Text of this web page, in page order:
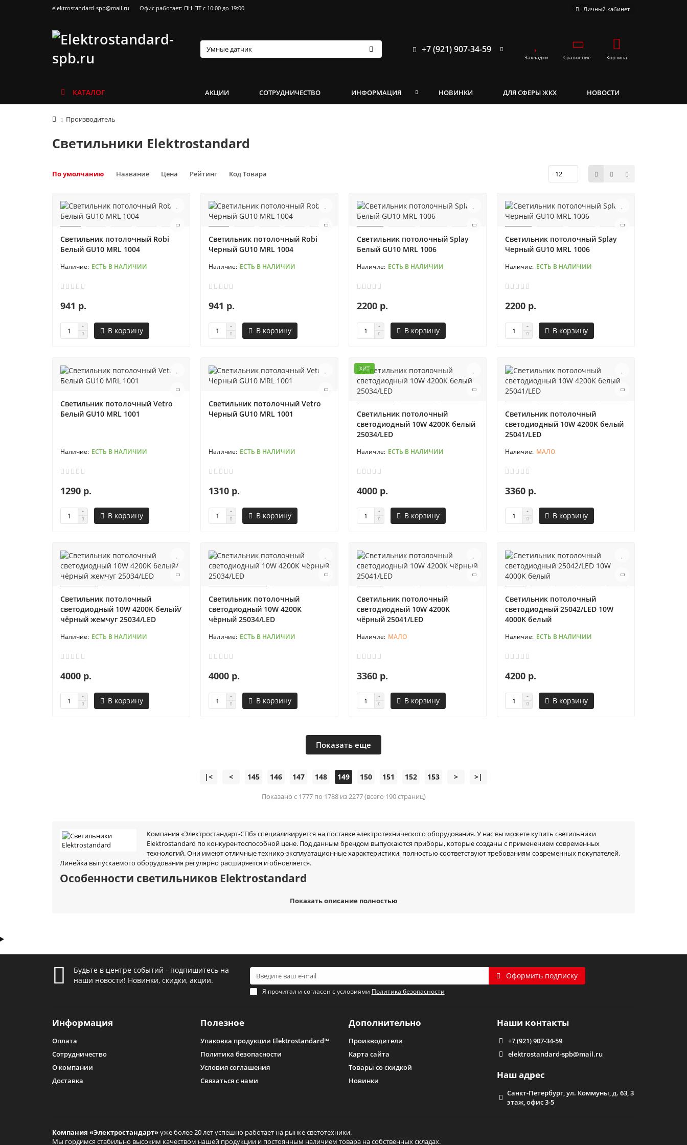
elektrostandard-spb@mail.ru Офис работает: ПН-ПТ с 10:00 до 19:00 Личный кабинет
+7 (921) 907-34-59
Закладки Сравнение Корзина
КАТАЛОГ АКЦИИ СОТРУДНИЧЕСТВО ИНФОРМАЦИЯ НОВИНКИ ДЛЯ СФЕРЫ ЖКХ НОВОСТИ
Производитель
Светильники Elektrostandard
По умолчанию Название Цена Рейтинг Код Товара
Светильник потолочный Robi
Белый GU10 MRL 1004
ЕСТЬ В НАЛИЧИИ
941 р.
В корзину
Светильник потолочный Robi
Черный GU10 MRL 1004
ЕСТЬ В НАЛИЧИИ
941 р.
В корзину
Светильник потолочный Splay
Белый GU10 MRL 1006
ЕСТЬ В НАЛИЧИИ
2200 р.
В корзину
Светильник потолочный Splay
Черный GU10 MRL 1006
ЕСТЬ В НАЛИЧИИ
2200 р.
В корзину
Светильник потолочный Vetro
Белый GU10 MRL 1001
ЕСТЬ В НАЛИЧИИ
1290 р.
В корзину
Светильник потолочный Vetro
Черный GU10 MRL 1001
ЕСТЬ В НАЛИЧИИ
1310 р.
В корзину
ХИТ
Светильник потолочный
светодиодный 10W 4200K белый
25034/LED
ЕСТЬ В НАЛИЧИИ
4000 р.
В корзину
Светильник потолочный
светодиодный 10W 4200K белый
25041/LED
МАЛО
3360 р.
В корзину
Светильник потолочный
светодиодный 10W 4200K белый/
чёрный жемчуг 25034/LED
ЕСТЬ В НАЛИЧИИ
4000 р.
В корзину
Светильник потолочный
светодиодный 10W 4200K
чёрный 25034/LED
ЕСТЬ В НАЛИЧИИ
4000 р.
В корзину
Светильник потолочный
светодиодный 10W 4200K
чёрный 25041/LED
МАЛО
3360 р.
В корзину
Светильник потолочный
светодиодный 25042/LED 10W
4000K белый
ЕСТЬ В НАЛИЧИИ
4200 р.
В корзину
Показать еще
|< < 145 146 147 148 149 150 151 152 153 > >|
Показано с 1777 по 1788 из 2277 (всего 190 страниц)
Компания «Электростандарт-СПб» специализируется на поставке электротехнического оборудования. У нас вы можете купить светильники
Elektrostandard по конкурентоспособной цене. Под данным брендом выпускаются приборы, которые созданы с применением современных
технологий. Они имеют отличные технико-эксплуатационные характеристики, полностью соответствуют требованиям современных покупателей.
Линейка выпускаемого оборудования регулярно расширяется и обновляется.
Особенности светильников Elektrostandard
LED-ленты с различным классом защиты;
накладные точечные, подвесные и настенные светильники Elektrostandard, предназначенные для уличного использования.
Клиенты из Санкт-Петербурга и других городов могут оформить заказ, связавшись с консультантом по телефону или с помощью онлайн-сервисов. Мы организуем быструю
Показать описание полностью
Показать описание полностью
Будьте в центре событий - подпишитесь на
наши новости! Новинки, скидки, акции.
Оформить подписку
Я прочитал и согласен с условиями Политика безопасности
Информация
Оплата
Сотрудничество
О компании
Доставка
Полезное
Упаковка продукции Elektrostandard™
Политика безопасности
Условия соглашения
Связаться с нами
Дополнительно
Производители
Карта сайта
Товары со скидкой
Новинки
Наши контакты
+7 (921) 907-34-59
elektrostandard-spb@mail.ru
Наш адрес
Санкт-Петербург, ул. Коммуны, д. 63, 3
этаж, офис 3-5
Компания «Электростандарт»уже более 20 лет успешно работает на рынке светотехники.
Мы гордимся стабильно высоким качеством нашей продукции и постоянным наличием товара на собственных складах.